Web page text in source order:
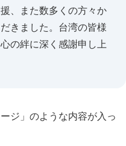
、また数多くの方々か
きました。台湾の皆様
の絆に深く感謝申し上
ジ」のような内容が入っ